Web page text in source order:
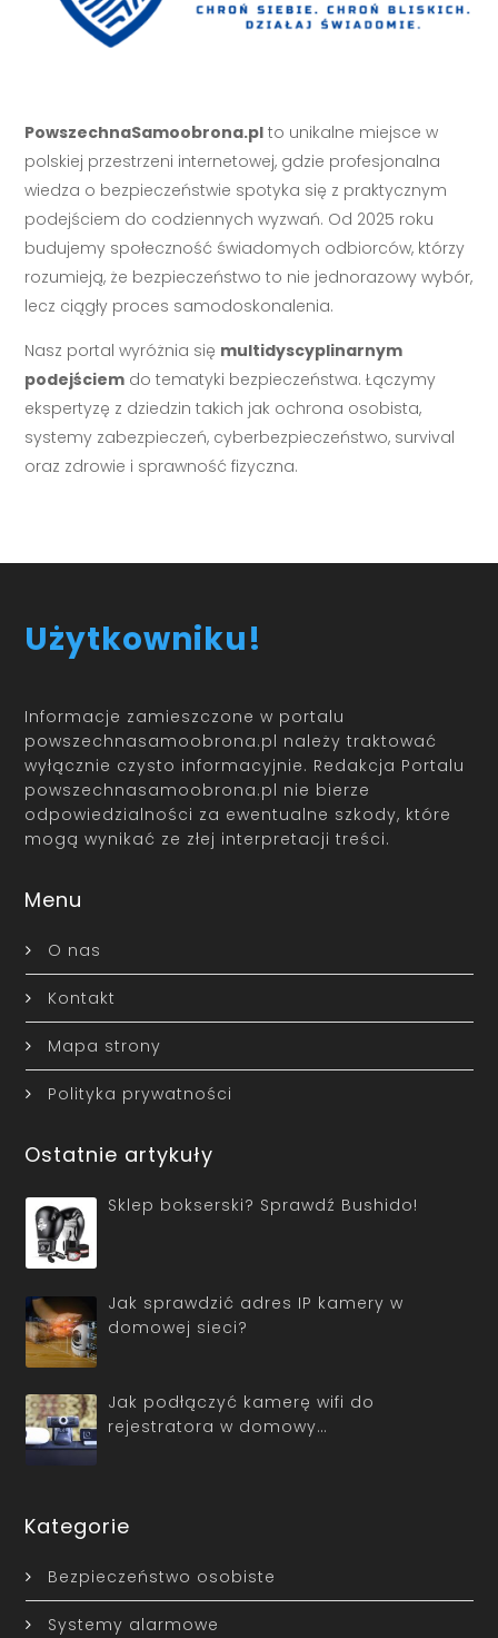
PowszechnaSamoobrona.pl to unikalne miejsce w
polskiej przestrzeni internetowej, gdzie profesjonalna
wiedza o bezpieczeństwie spotyka się z praktycznym
podejściem do codziennych wyzwań. Od 2025 roku
budujemy społeczność świadomych odbiorców, którzy
rozumieją, że bezpieczeństwo to nie jednorazowy wybór,
lecz ciągły proces samodoskonalenia.
Nasz portal wyróżnia się multidyscyplinarnym
podejściem do tematyki bezpieczeństwa. Łączymy
ekspertyzę z dziedzin takich jak ochrona osobista,
systemy zabezpieczeń, cyberbezpieczeństwo, survival
oraz zdrowie i sprawność fizyczna.
Użytkowniku!
Informacje zamieszczone w portalu
powszechnasamoobrona.pl należy traktować
wyłącznie czysto informacyjnie. Redakcja Portalu
powszechnasamoobrona.pl nie bierze
odpowiedzialności za ewentualne szkody, które
mogą wynikać ze złej interpretacji treści.
Menu
O nas
Kontakt
Mapa strony
Polityka prywatności
Ostatnie artykuły
Sklep bokserski? Sprawdź Bushido!
Jak sprawdzić adres IP kamery w
domowej sieci?
Jak podłączyć kamerę wifi do
rejestratora w domowy…
Kategorie
Bezpieczeństwo osobiste
Systemy alarmowe